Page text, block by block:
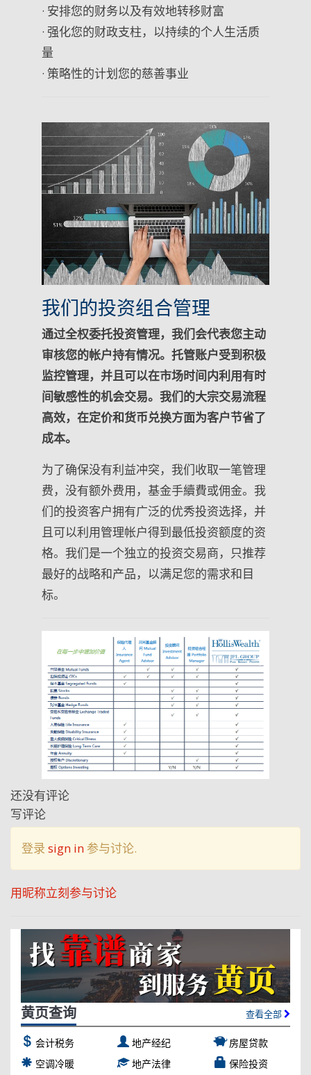
· 安排您的财务以及有效地转移财富
· 强化您的财政支柱，以持续的个人生活质
量
· 策略性的计划您的慈善事业
我们的投资组合管理
通过全权委托投资管理，我们会代表您主动
审核您的帐户持有情况。托管账户受到积极
监控管理，并且可以在市场时间内利用有时
间敏感性的机会交易。我们的大宗交易流程
高效，在定价和货币兑换方面为客户节省了
成本。
为了确保没有利益冲突，我们收取一笔管理
费，没有额外费用，基金手續費或佣金。我
们的投资客户拥有广泛的优秀投资选择，并
且可以利用管理帐户得到最低投资额度的资
格。我们是一个独立的投资交易商，只推荐
最好的战略和产品，以满足您的需求和目
标。
还没有评论
写评论
登录 sign in 参与讨论.
用昵称立刻参与讨论
黄页查询 查看全部
会计税务 地产经纪
房屋贷款
空调冷暖
地产法律 保险投资